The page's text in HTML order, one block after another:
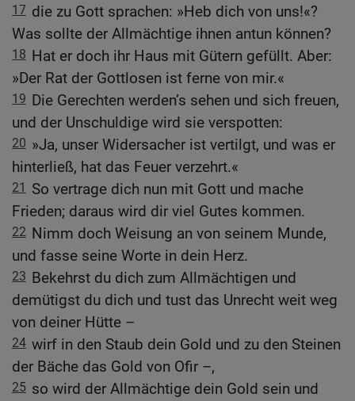
17 die zu Gott sprachen: »Heb dich von uns!«?
Was sollte der Allmächtige ihnen antun können?
18 Hat er doch ihr Haus mit Gütern gefüllt. Aber:
»Der Rat der Gottlosen ist ferne von mir.«
19 Die Gerechten werden’s sehen und sich freuen,
und der Unschuldige wird sie verspotten:
20 »Ja, unser Widersacher ist vertilgt, und was er
hinterließ, hat das Feuer verzehrt.«
21
So vertrage dich nun mit Gott und mache
Frieden; daraus wird dir viel Gutes kommen.
22 Nimm doch Weisung an von seinem Munde,
und fasse seine Worte in dein Herz.
23 Bekehrst du dich zum Allmächtigen und
demütigst du dich und tust das Unrecht weit weg
von deiner Hütte –
24 wirf in den Staub dein Gold und zu den Steinen
der Bäche das Gold von Ofir –,
25 so wird der Allmächtige dein Gold sein und